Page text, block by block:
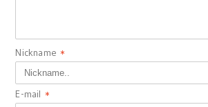
Nickname *
E-mail *